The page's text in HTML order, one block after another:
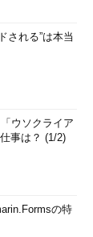
される”は本当
ウソクライア
事は？ (1/2)
の特